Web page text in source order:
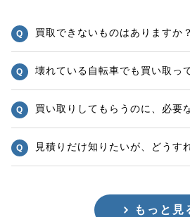
買取できないものはありますか？
壊れている自転車でも買い取っ
買い取りしてもらうのに、必要
見積りだけ知りたいが、どうす
もっと見